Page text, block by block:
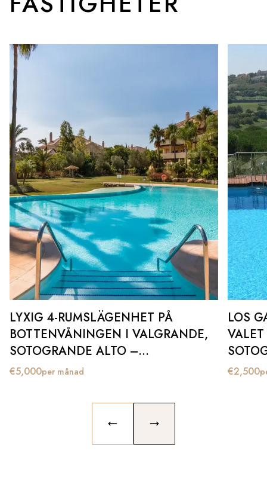
LYXIG 4-RUMSLÄGENHET PÅ
BOTTENVÅNINGEN I VALGRANDE,
SOTOGRANDE ALTO –
TILLGÄNGLIG FÖR LÅNGTIDSHYRA
€5,000per månad
LOS
€2,500
PREVIOUS SLIDENEXT SLIDE